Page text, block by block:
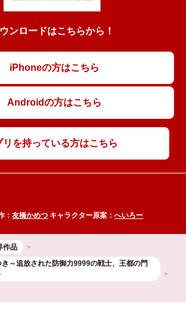
ンロードはこちらから！
iPhoneの方はこちら
Androidの方はこちら
リを持っている方はこちら
：友橋かめつ キャラクター原案：へいろー
作品
～追放された防御力9999の戦士、王都の門